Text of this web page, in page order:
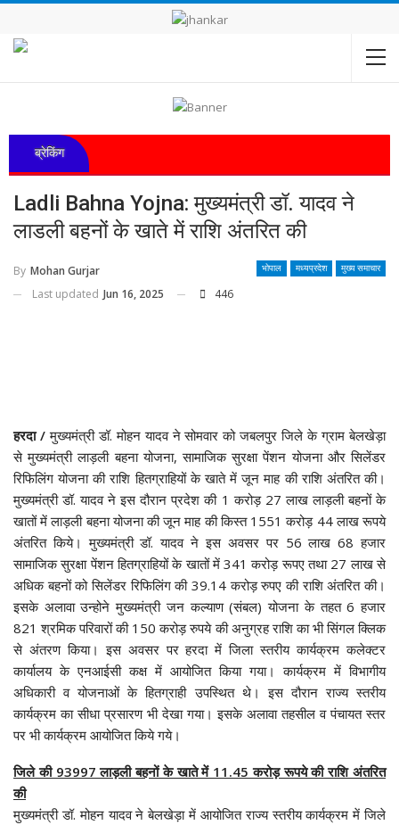
ब्रेकिंग
Ladli Bahna Yojna: मुख्यमंत्री डॉ. यादव ने
लाडली बहनों के खाते में राशि अंतरित की
भोपाल मध्यप्रदेश मुख्य समाचार
By Mohan Gurjar
Last updated Jun 16, 2025 446
हरदा /मुख्यमंत्री डॉ. मोहन यादव ने सोमवार को जबलपुर जिले के ग्राम बेलखेड़ा
से मुख्यमंत्री लाड़ली बहना योजना, सामाजिक सुरक्षा पेंशन योजना और सिलेंडर
रिफिलिंग योजना की राशि हितग्राहियों के खाते में जून माह की राशि अंतरित की।
मुख्यमंत्री डॉ. यादव ने इस दौरान प्रदेश की 1 करोड़ 27 लाख लाड़ली बहनों के
खातों में लाड़ली बहना योजना की जून माह की किस्त 1551 करोड़ 44 लाख रूपये
अंतरित किये। मुख्यमंत्री डॉ. यादव ने इस अवसर पर 56 लाख 68 हजार
सामाजिक सुरक्षा पेंशन हितग्राहियों के खातों में 341 करोड़ रूपए तथा 27 लाख से
अधिक बहनों को सिलेंडर रिफिलिंग की 39.14 करोड़ रुपए की राशि अंतरित की।
इसके अलावा उन्होने मुख्यमंत्री जन कल्याण (संबल) योजना के तहत 6 हजार
821 श्रमिक परिवारों की 150 करोड़ रुपये की अनुग्रह राशि का भी सिंगल क्लिक
से अंतरण किया। इस अवसर पर हरदा में जिला स्तरीय कार्यक्रम कलेक्टर
कार्यालय के एनआईसी कक्ष में आयोजित किया गया। कार्यक्रम में विभागीय
अधिकारी व योजनाओं के हितग्राही उपस्थित थे। इस दौरान राज्य स्तरीय
कार्यक्रम का सीधा प्रसारण भी देखा गया। इसके अलावा तहसील व पंचायत स्तर
पर भी कार्यक्रम आयोजित किये गये।
जिले की 93997 लाड़ली बहनों के खाते में 11.45 करोड़ रूपये की राशि अंतरित
की
मुख्यमंत्री डॉ. मोहन यादव ने बेलखेड़ा में आयोजित राज्य स्तरीय कार्यक्रम में जिले